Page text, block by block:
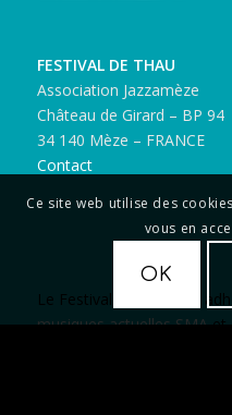
FESTIVAL DE THAU
Association Jazzamèze
Château de Girard – BP 94
34 140 Mèze – FRANCE
Contact
Le Festival de Thau est
musiques actuelles SMAet
Ce site web utilise des
vous en
OK